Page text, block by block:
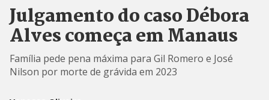
Julgamento do caso Débora
Alves começa em Manaus
Família pede pena máxima para Gil Romero e José
Nilson por morte de grávida em 2023